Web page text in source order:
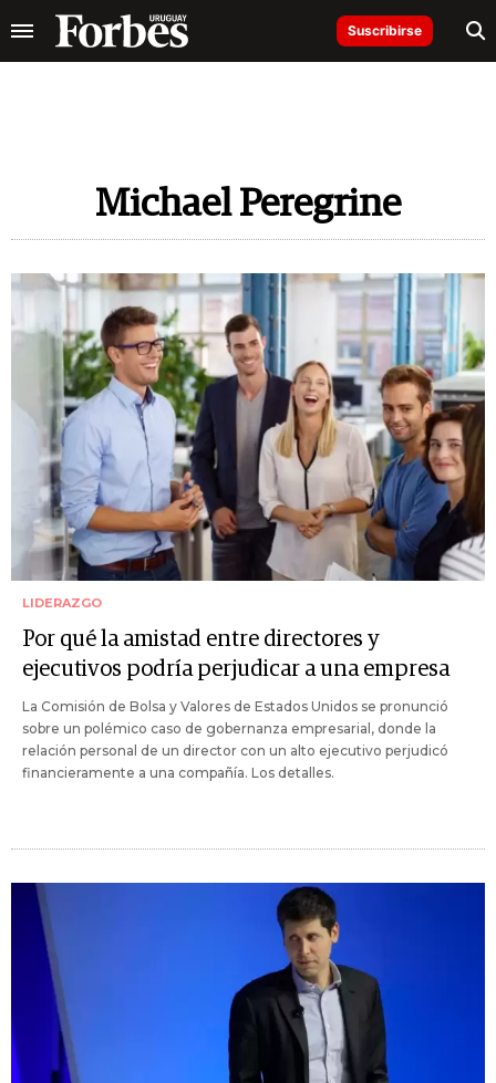
Suscribirse
Michael Peregrine
LIDERAZGO
Por qué la amistad entre directores y
ejecutivos podría perjudicar a una empresa
La Comisión de Bolsa y Valores de Estados Unidos se pronunció
sobre un polémico caso de gobernanza empresarial, donde la
relación personal de un director con un alto ejecutivo perjudicó
financieramente a una compañía. Los detalles.